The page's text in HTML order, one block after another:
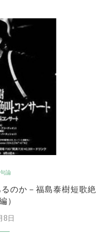
論
のか－福島泰樹短歌絶
）
8日